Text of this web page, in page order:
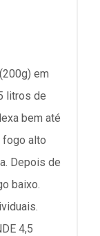
em
litros de
bem até
fogo alto
Depois de
baixo.
4,5